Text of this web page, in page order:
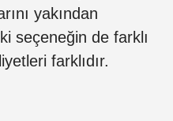
yakından
seçeneğin de farklı
farklıdır.